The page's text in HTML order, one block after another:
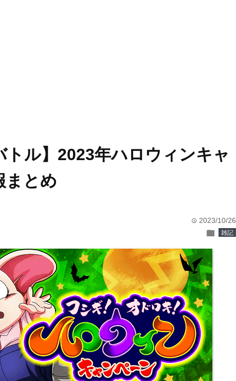
トル】2023年ハロウィンキャ
まとめ
time 2023/10/26
folder 雑記